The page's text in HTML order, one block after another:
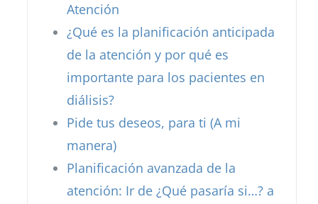
Atención
¿Qué es la planificación anticipada
de la atención y por qué es
importante para los pacientes en
diálisis?
Pide tus deseos, para ti (A mi
manera)
Planificación avanzada de la
atención: Ir de ¿Qué pasaría si…? a